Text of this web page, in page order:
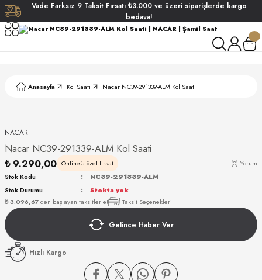
Vade Farksız 9 Taksit Fırsatı ₺3.000 ve üzeri siparişlerde kargo
bedava!
Anasayfa Kol Saati Nacar NC39-291339-ALM Kol Saati
NACAR
Nacar NC39-291339-ALM Kol Saati
₺ 9.290,00 Online'a özel fırsat (0) Yorum
₺ 3.096,67den başlayan taksitlerle! Taksit Seçenekleri
Stok Kodu
NC39-291339-ALM
Stok Durumu
Stokta yok
Gelince Haber Ver
Hızlı Kargo